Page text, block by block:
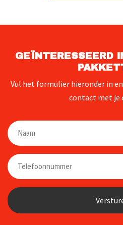
GEÏNTERESSEERD
Vul het formulier hieronder in
contact met je